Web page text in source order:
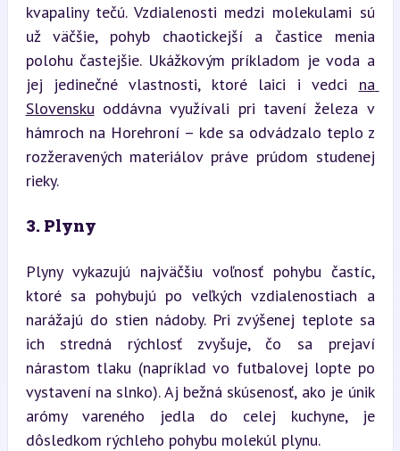
kvapaliny tečú. Vzdialenosti medzi molekulami sú
už väčšie, pohyb chaotickejší a častice menia
polohu častejšie. Ukážkovým príkladom je voda a
jej jedinečné vlastnosti, ktoré laici i vedci na
Slovensku oddávna využívali pri tavení železa v
hámroch na Horehroní – kde sa odvádzalo teplo z
rozžeravených materiálov práve prúdom studenej
rieky.
3. Plyny
Plyny vykazujú najväčšiu voľnosť pohybu častíc,
ktoré sa pohybujú po veľkých vzdialenostiach a
narážajú do stien nádoby. Pri zvýšenej teplote sa
ich stredná rýchlosť zvyšuje, čo sa prejaví
nárastom tlaku (napríklad vo futbalovej lopte po
vystavení na slnko). Aj bežná skúsenosť, ako je únik
arómy vareného jedla do celej kuchyne, je
dôsledkom rýchleho pohybu molekúl plynu.